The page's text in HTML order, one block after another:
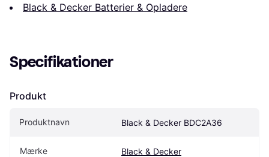
Black & Decker Batterier & Opladere
Specifikationer
Produkt
Produktnavn Black & Decker BDC2A36
Mærke Black & Decker